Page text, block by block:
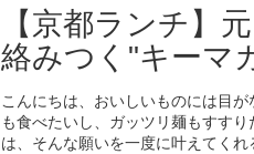
【京都ランチ】
絡みつく"キーマ
こんにちは、おいしいものには目
も食べたいし、ガッツリ麺もすす
は、そんな願いを一度に叶えてく